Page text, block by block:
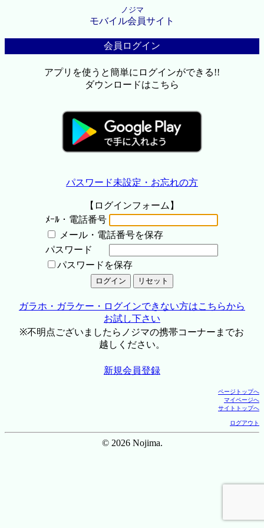
ノジマ
モバイル会員サイト
会員ログイン
アプリを使うと簡単にログインができる!!
ダウンロードはこちら
パスワード未設定・お忘れの方
【ログインフォーム】
ﾒｰﾙ・電話番号
メール・電話番号を保存
パスワード
パスワードを保存
ガラホ・ガラケー・ログインできない方はこちらから
お試し下さい
※不明点ございましたらノジマの携帯コーナーまでお
越しください。
新規会員登録
ページトップへ
マイページへ
サイトトップへ
ログアウト
© 2026 Nojima.